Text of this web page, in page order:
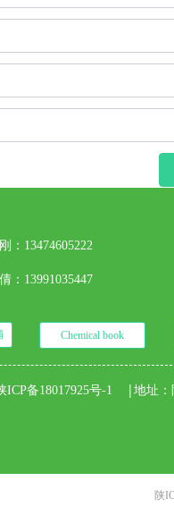
：13474605222
：13991035447
ICP备18017925号-1 |地址
Chemical book
陕